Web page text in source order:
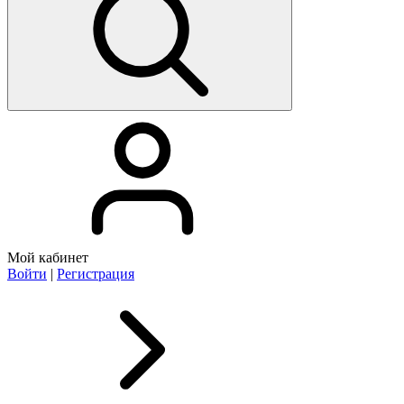
Мой кабинет
Войти | Регистрация